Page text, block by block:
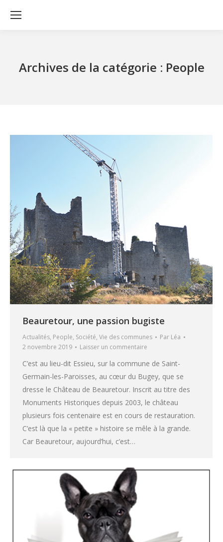
Archives de la catégorie : People
Beauretour, une passion bugiste
Actualités, People, Société, Vie des communes Par Léa
2 novembre 2019
Laisser un commentaire
C’est au lieu-dit Essieu, sur la commune de Saint-
Germain-les-Paroisses, au cœur du Bugey, que se
dresse le Château de Beauretour. Inscrit au titre des
Monuments Historiques depuis 2003, le château
plusieurs fois centenaire est en cours de restauration.
C’est là que la « petite » histoire se mêle à la grande.
Car Beauretour, aujourd’hui, c’est…